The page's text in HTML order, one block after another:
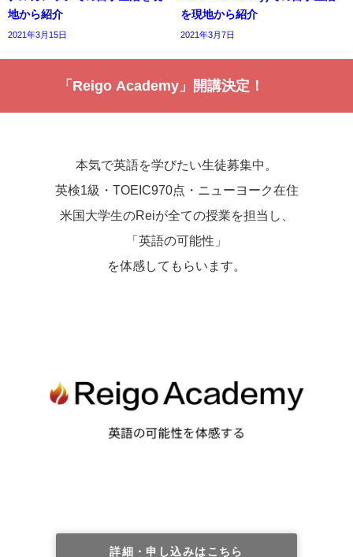
地から紹介
2021年3月15日
を現地から紹介
2021年3月7日
「Reigo Academy」開講決定！
本気で英語を学びたい生徒募集中。
英検1級・TOEIC970点・ニューヨーク在住
米国大学生のReiが全ての授業を担当し、
「英語の可能性」
を体感してもらいます。
詳細・申し込みはこちら